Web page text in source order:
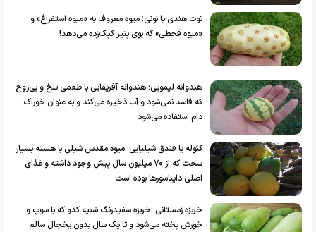
توت هندی یا نونی؛ میوه معروف به «میوه استفراغ» و
«میوه قحطی» که بوی پنیر کپک‌زده می‌دهد!
هندوانه لیمویی؛ هندوانه آفریقایی با طعمی تلخ و بی‌روح
که فاسد نمی‌شود و آب ذخیره می‌کند و به عنوان خوراک
دام استفاده می‌شود
کئوله یا فندق شیلیایی؛ میوه مقدس شیلی با هسته بسیار
سخت که از ۷۰ میلیون سال پیش وجود داشته و غذای
اصلی دایناسور‌ها بوده است
خربزه زمستانی؛ خربزه سفیدرنگ شبیه کدو که با سوپ و
خورش پخته می‌شود و تا یک سال بدون یخچال سالم